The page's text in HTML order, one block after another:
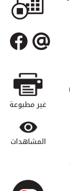
غير مطبوعة
المشاهدات